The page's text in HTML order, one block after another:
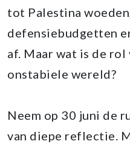
tot Palestina
defensiebudgetten
af. Maar wat is de rol
onstabiele wereld?
Neem op 30 juni de
van diepe reflectie.